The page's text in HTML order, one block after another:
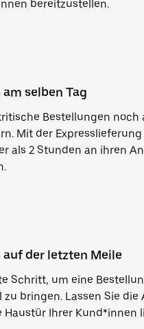
bereitzustellen.
selben Tag
Bestellungen noch
Mit der
als 2 Stunden an ihren
der letzten Meile
Schritt, um eine
bringen. Lassen Sie die
Haustür Ihrer Kund*innen